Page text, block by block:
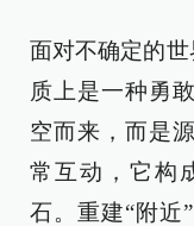
面对不确定的
质上是一种勇
空而来，而是
常互动，它构
石。重建“附近